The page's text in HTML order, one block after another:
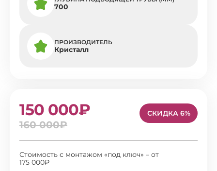
700
ПРОИЗВОДИТЕЛЬ
Кристалл
150 000₽
160 000₽
СКИДКА 6%
Стоимость с монтажом «под ключ» – от
175 000₽